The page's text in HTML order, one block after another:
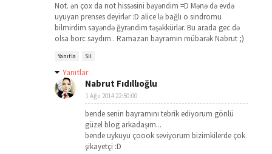
Not. ən çox da not hissəsini bəyəndim =D Mənə də evdə
uyuyan prenses deyirlər :D alice lə bağlı o sindromu
bilmirdim sayəndə ğyrəndim təşəkkürlər. Bu arada gec də
olsa borc saydım . Ramazan bayramın mübarək Nabrut ;)
Yanıtla Sil
Yanıtlar
Nabrut Fıdıllıoğlu
1 Ağu 2014 22:50:00
bende senin bayramını tebrik ediyorum gönlü
güzel blog arkadaşım...
bende uykuyu çoook seviyorum bizimkilerde çok
şikayetçi :D